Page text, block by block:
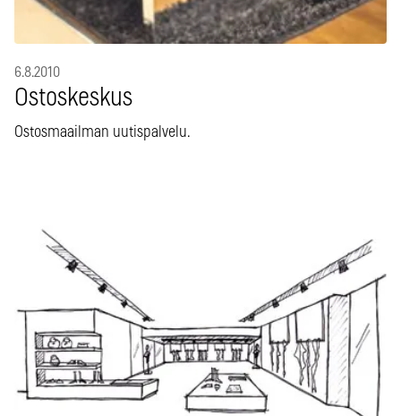
6.8.2010
Ostoskeskus
Ostosmaailman uutispalvelu.